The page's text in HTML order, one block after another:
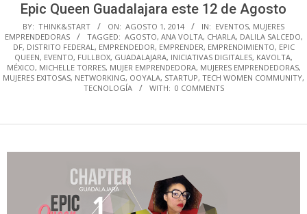
Epic Queen Guadalajara este 12 de Agosto
BY: THINK&START ON: AGOSTO 1, 2014 IN: EVENTOS, MUJERES
EMPRENDEDORAS
TAGGED: AGOSTO, ANA VOLTA, CHARLA, DALILA SALCEDO,
DF, DISTRITO FEDERAL, EMPRENDEDOR, EMPRENDER, EMPRENDIMIENTO, EPIC
QUEEN, EVENTO, FULLBOX, GUADALAJARA, INICIATIVAS DIGITALES, KAVOLTA,
MÉXICO, MICHELLE TORRES, MUJER EMPRENDEDORA, MUJERES EMPRENDEDORAS,
MUJERES EXITOSAS, NETWORKING, OOYALA, STARTUP, TECH WOMEN COMMUNITY,
TECNOLOGÍA
WITH: 0 COMMENTS